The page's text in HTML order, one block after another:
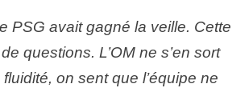
PSG avait gagné la veille. Cette
questions. L’OM ne s’en sort
on sent que l’équipe ne